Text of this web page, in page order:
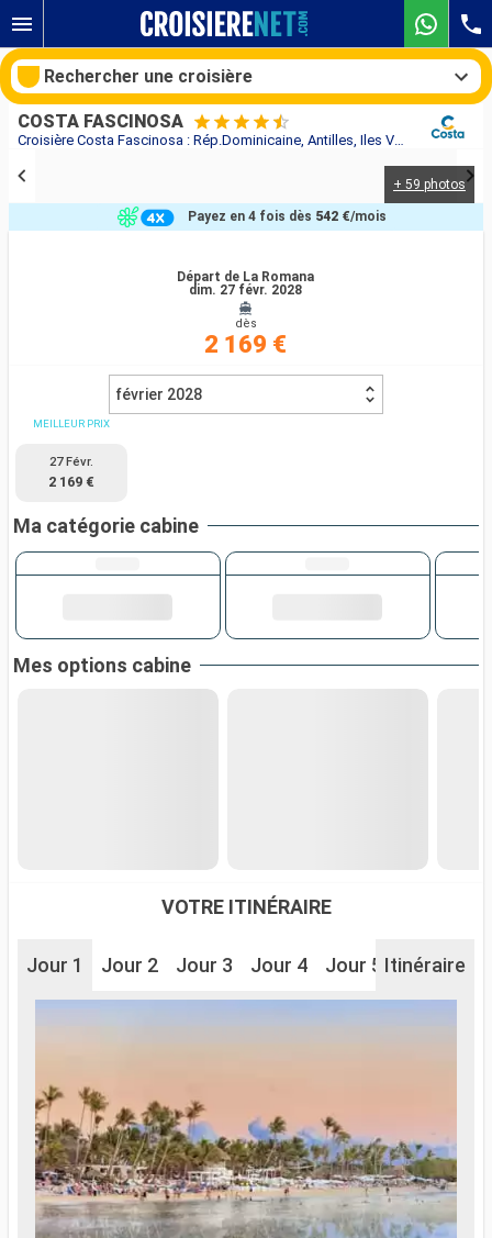
Croisière Costa Fascinosa : Rép.Dominicaine, Antilles, Iles Vierges, Bahamas, Floride (USA), États-Unis, Açores, Portugal, Espagne au départ de La Romana
COSTA FASCINOSA
+ 59 photos
Départ de La Romana
dim. 27 févr. 2028
dès
2 169 €
Payez en 4 fois dès 542 €/mois
février 2028
MEILLEUR PRIX
27 Févr.
2 169 €
Ma catégorie cabine
Mes options cabine
VOTRE ITINÉRAIRE
Jour 1 Jour 2 Jour 3 Jour 4 Jour 5 Jour 6
Itinéraire
Rechercher une croisière
Compagnies
Rechercher